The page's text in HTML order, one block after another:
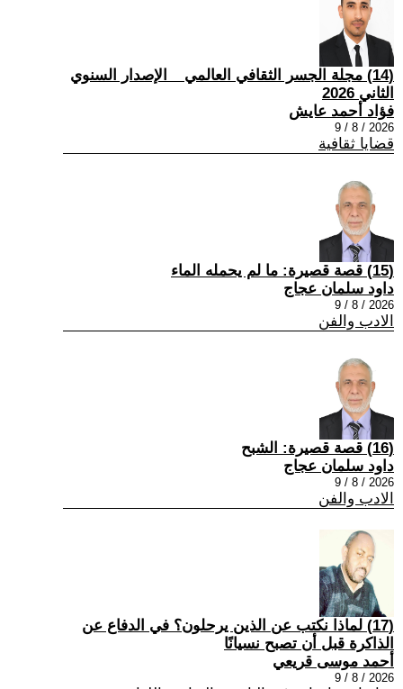
(14) مجلة الجسر الثقافي العالمي _ الإصدار السنوي
الثاني 2026
فؤاد أحمد عايش
2026 / 8 / 9
قضايا ثقافية
(15) قصة قصيرة: ما لم يحمله الماء
داود سلمان عجاج
2026 / 8 / 9
الادب والفن
(16) قصة قصيرة: الشبح
داود سلمان عجاج
2026 / 8 / 9
الادب والفن
(17) لماذا نكتب عن الذين يرحلون؟ في الدفاع عن
الذاكرة قبل أن تصبح نسيانًا
أحمد موسى قريعي
2026 / 8 / 9